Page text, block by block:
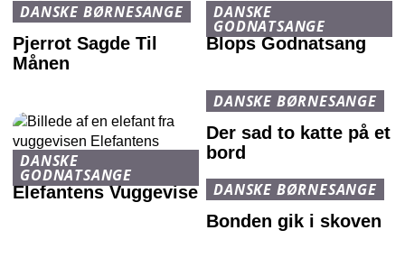
DANSKE BØRNESANGE
Pjerrot Sagde Til
Månen
DANSKE
GODNATSANGE
Blops Godnatsang
DANSKE
GODNATSANGE
Elefantens Vuggevise
DANSKE BØRNESANGE
Der sad to katte på et
bord
DANSKE BØRNESANGE
Bonden gik i skoven